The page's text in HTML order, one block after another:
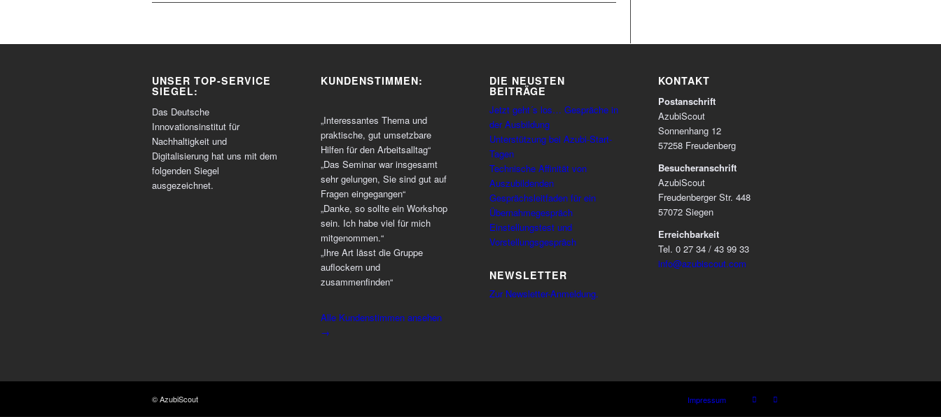
UNSER TOP-SERVICE
SIEGEL:
Das Deutsche
Innovationsinstitut für
Nachhaltigkeit und
Digitalisierung hat uns mit dem
folgenden Siegel
ausgezeichnet.
KUNDENSTIMMEN:
„Interessantes Thema und
praktische, gut umsetzbare
Hilfen für den Arbeitsalltag“
„Das Seminar war insgesamt
sehr gelungen, Sie sind gut auf
Fragen eingegangen“
„Danke, so sollte ein Workshop
sein. Ich habe viel für mich
mitgenommen.“
„Ihre Art lässt die Gruppe
auflockern und
zusammenfinden“
Alle Kundenstimmen ansehen
→
DIE NEUSTEN
BEITRÄGE
Jetzt geht´s los… Gespräche in
der Ausbildung
Unterstützung bei Azubi-Start-
Tagen
Technische Affinität von
Auszubildenden
Gesprächsleitfaden für ein
Übernahmegespräch
Einstellungstest und
Vorstellungsgespräch
NEWSLETTER
Zur Newsletter-Anmeldung.
KONTAKT
Postanschrift
AzubiScout
Sonnenhang 12
57258 Freudenberg
Besucheranschrift
AzubiScout
Freudenberger Str. 448
57072 Siegen
Erreichbarkeit
Tel. 0 27 34 / 43 99 33
info@azubiscout.com
© AzubiScout Impressum